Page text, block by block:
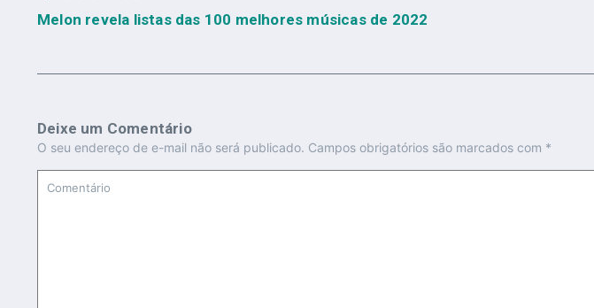
Melon revela listas das 100 melhores músicas de 2022
Deixe um Comentário
O seu endereço de e-mail não será publicado. Campos obrigatórios são marcados com *